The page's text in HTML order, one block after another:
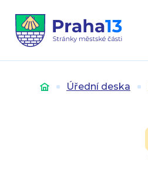
Úvod Úřední deska